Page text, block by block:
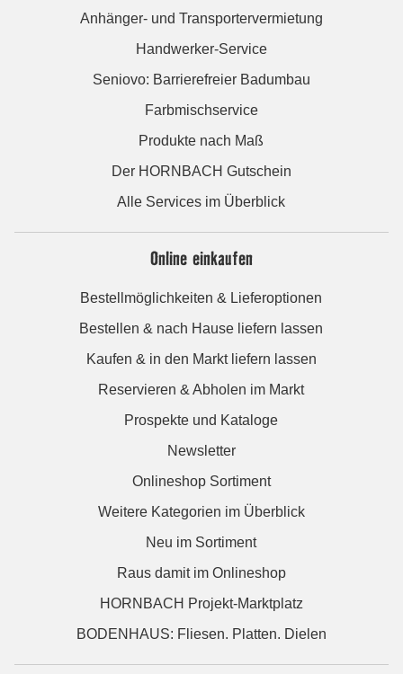
Anhänger- und Transportervermietung
Handwerker-Service
Seniovo: Barrierefreier Badumbau
Farbmischservice
Produkte nach Maß
Der HORNBACH Gutschein
Alle Services im Überblick
Online einkaufen
Bestellmöglichkeiten & Lieferoptionen
Bestellen & nach Hause liefern lassen
Kaufen & in den Markt liefern lassen
Reservieren & Abholen im Markt
Prospekte und Kataloge
Newsletter
Onlineshop Sortiment
Weitere Kategorien im Überblick
Neu im Sortiment
Raus damit im Onlineshop
HORNBACH Projekt-Marktplatz
BODENHAUS: Fliesen. Platten. Dielen